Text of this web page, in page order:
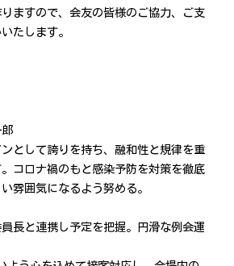
ますので、会友の皆様のご協力、ご支
たします。
ンとして誇りを持ち、融和性と規律を重
コロナ禍のもと感染予防を対策を徹底
雰囲気になるよう努める。
長と連携し予定を把握。円滑な例会運